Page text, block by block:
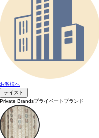
お客様へ
テイスト
Private Brandsプライベートブランド